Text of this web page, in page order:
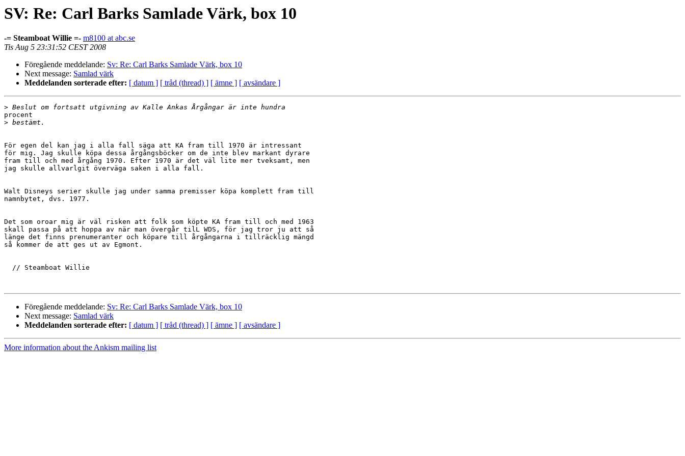
SV: Re: Carl Barks Samlade Värk, box 10
-= Steamboat Willie =- m8100 at abc.se
Tis Aug 5 23:31:52 CEST 2008
Föregående meddelande: Sv: Re: Carl Barks Samlade Värk, box 10
Next message: Samlad värk
Meddelanden sorterade efter: [ datum ] [ tråd (thread) ] [ ämne ] [ avsändare ]
>
procent
>
För egen del kan jag i alla fall säga att KA fram till 1970 är intressant
för mig. Jag skulle köpa dessa årgångsböcker om de inte blev markant dyrare
fram till och med årgång 1970. Efter 1970 är det väl lite mer tveksamt, men
jag skulle allvarlgit överväga saken i alla fall.
Walt Disneys serier skulle jag under samma premisser köpa komplett fram till
namnbytet, dvs. 1977.
Det som oroar mig är väl risken att folk som köpte KA fram till och med 1963
skall passa på att hoppa av när man övergår tilL WDS, för jag tror ju att så
länge det finns prenumeranter och köpare till årgångarna i tillräcklig mängd
så kommer de att ges ut av Egmont.
  // Steamboat Willie
Föregående meddelande: Sv: Re: Carl Barks Samlade Värk, box 10
Next message: Samlad värk
Meddelanden sorterade efter: [ datum ] [ tråd (thread) ] [ ämne ] [ avsändare ]
More information about the Ankism mailing list